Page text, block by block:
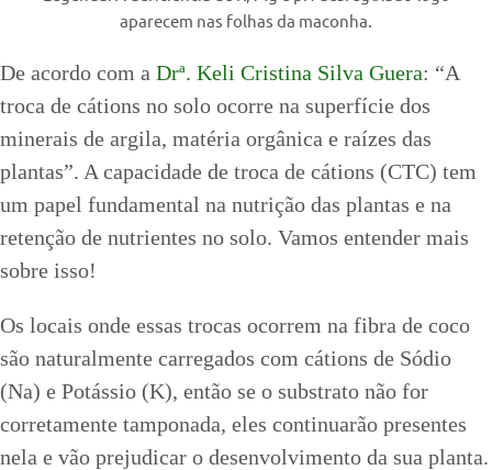
aparecem nas folhas da maconha.
De acordo com a Drª. Keli Cristina Silva Guera: “A
troca de cátions no solo ocorre na superfície dos
minerais de argila, matéria orgânica e raízes das
plantas”. A capacidade de troca de cátions (CTC) tem
um papel fundamental na nutrição das plantas e na
retenção de nutrientes no solo. Vamos entender mais
sobre isso!
Os locais onde essas trocas ocorrem na fibra de coco
são naturalmente carregados com cátions de Sódio
(Na) e Potássio (K), então se o substrato não for
corretamente tamponada, eles continuarão presentes
nela e vão prejudicar o desenvolvimento da sua planta.